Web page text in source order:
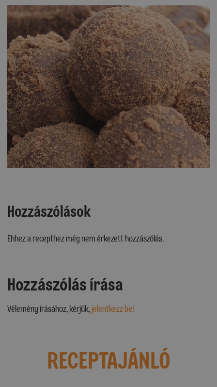
Hozzászólások
Ehhez a recepthez még nem érkezett hozzászólás.
Hozzászólás írása
Vélemény írásához, kérjük,jelentkezz be!
RECEPTAJÁNLÓ